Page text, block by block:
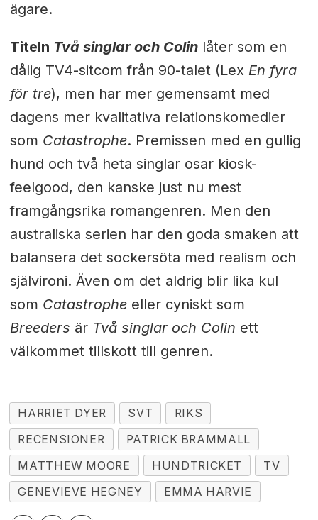
ägare.
Titeln Två singlar och Colinlåter som en
dålig TV4-sitcom från 90-talet (Lex En fyra
för tre), men har mer gemensamt med
dagens mer kvalitativa relationskomedier
som Catastrophe. Premissen med en gullig
hund och två heta singlar osar kiosk-
feelgood, den kanske just nu mest
framgångsrika romangenren. Men den
australiska serien har den goda smaken att
balansera det sockersöta med realism och
självironi. Även om det aldrig blir lika kul
som Catastrophe eller cyniskt som
Breeders är Två singlar och Colin ett
välkommet tillskott till genren.
HARRIET DYER SVT
RIKS
RECENSIONER
PATRICK BRAMMALL
MATTHEW MOORE
HUNDTRICKET
TV
GENEVIEVE HEGNEY
EMMA HARVIE